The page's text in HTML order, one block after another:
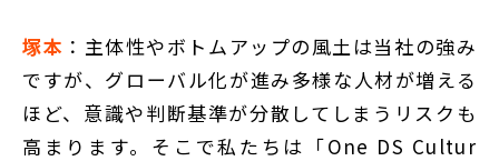
塚本 ：主体性やボトムアップの風土は当社の強み
ですが、グローバル化が進み多様な人材が増える
ほど、意識や判断基準が分散してしまうリスクも
高まります。そこで私たちは「One DS Cultur